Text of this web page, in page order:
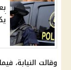
وقالت النيابة،